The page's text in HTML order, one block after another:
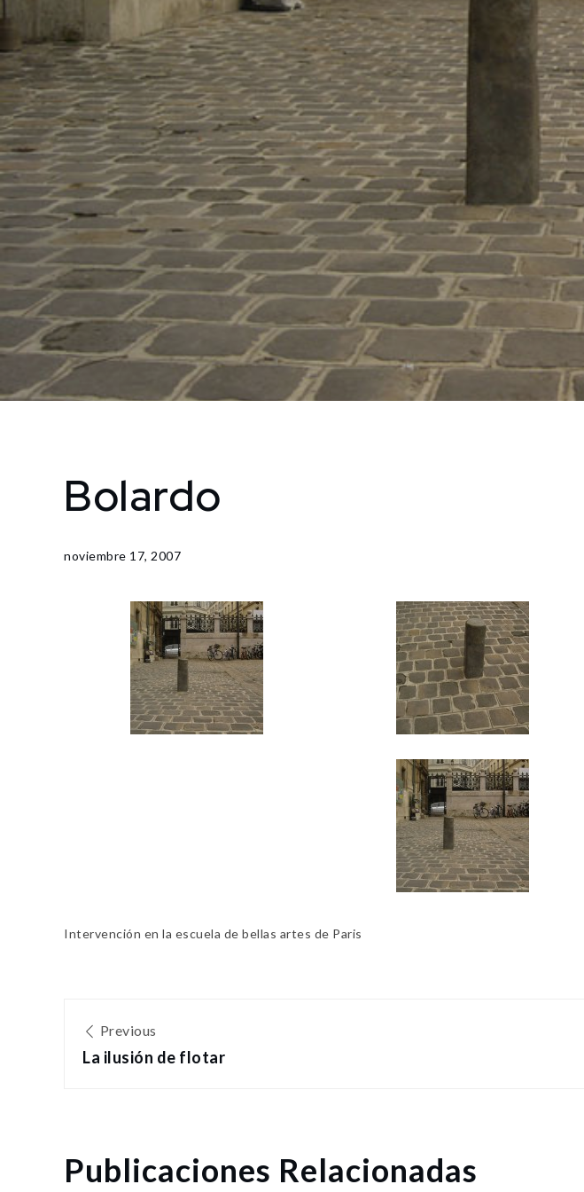
Home
Ilusiones
Bolardo
noviembre 17, 2007
Intervención en la escuela de bellas artes de Paris
Navegación
de
Previous
La ilusión de flotar
Publicaciones Relacionadas